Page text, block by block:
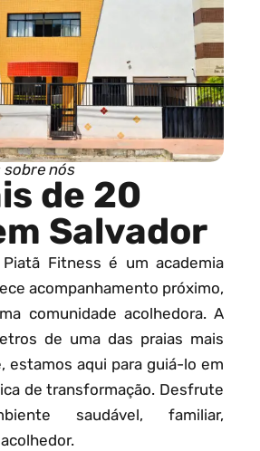
sobre nós
de 20
Salvador
Piatã Fitness é um academia
acompanhamento próximo,
comunidade acolhedora. A
de uma das praias mais
estamos aqui para guiá-lo em
de transformação. Desfrute
saudável, familiar,